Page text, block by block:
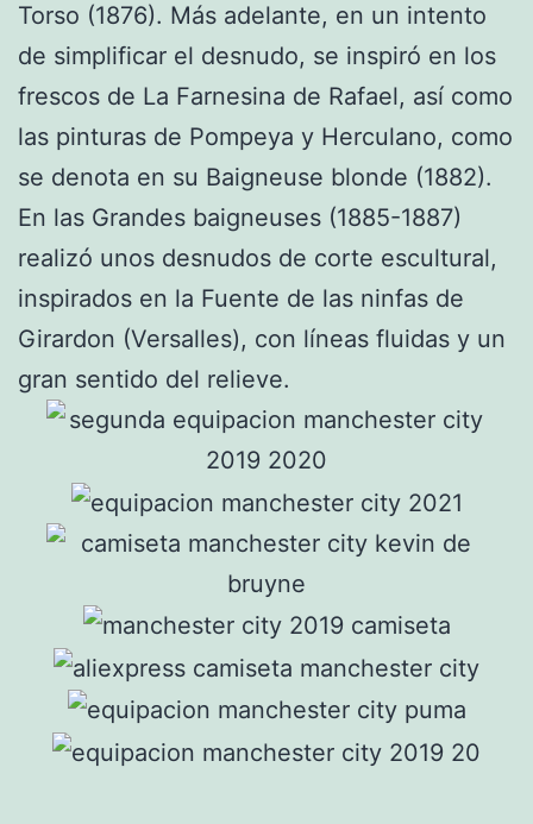
Torso (1876). Más adelante, en un intento
de simplificar el desnudo, se inspiró en los
frescos de La Farnesina de Rafael, así como
las pinturas de Pompeya y Herculano, como
se denota en su Baigneuse blonde (1882).
En las Grandes baigneuses (1885-1887)
realizó unos desnudos de corte escultural,
inspirados en la Fuente de las ninfas de
Girardon (Versalles), con líneas fluidas y un
gran sentido del relieve.